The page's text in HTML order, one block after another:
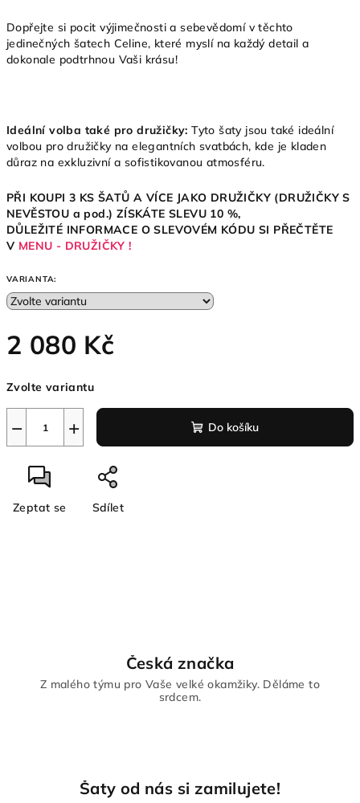
Dopřejte si pocit výjimečnosti a sebevědomí v těchto
jedinečných šatech Celine, které myslí na každý detail a
dokonale podtrhnou Vaši krásu!
Ideální volba také pro družičky: Tyto šaty jsou také ideální
volbou pro družičky na elegantních svatbách, kde je kladen
důraz na exkluzivní a sofistikovanou atmosféru.
PŘI KOUPI 3 KS ŠATŮ A VÍCE JAKO DRUŽIČKY (DRUŽIČKY S
NEVĚSTOU a pod.) ZÍSKÁTE SLEVU 10 %,
DŮLEŽITÉ INFORMACE O SLEVOVÉM KÓDU SI PŘEČTĚTE
V MENU - DRUŽIČKY !
VARIANTA:
2 080 Kč
cena:
Zvolte variantu
+
− Do košíku
Zeptat se Sdílet
Česká značka
Z malého týmu pro Vaše velké okamžiky. Děláme to
srdcem.
Šaty od nás si zamilujete!